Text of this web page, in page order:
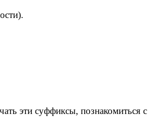
эти суффиксы, познакомиться с